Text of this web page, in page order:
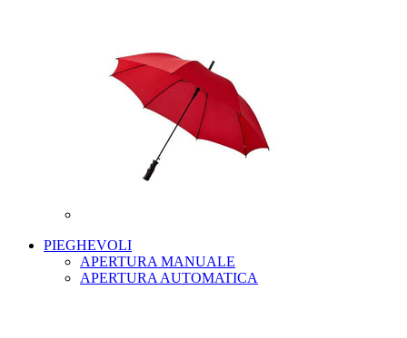
PIEGHEVOLI
APERTURA MANUALE
APERTURA AUTOMATICA